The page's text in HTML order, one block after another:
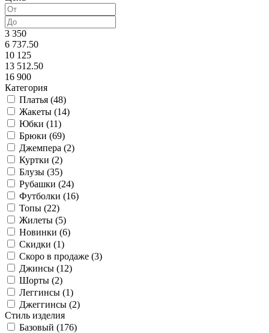
3 350
6 737.50
10 125
13 512.50
16 900
Категория
Платья (48)
Жакеты (14)
Юбки (11)
Брюки (69)
Джемпера (2)
Куртки (2)
Блузы (35)
Рубашки (24)
Футболки (16)
Топы (22)
Жилеты (5)
Новинки (6)
Скидки (1)
Скоро в продаже (3)
Джинсы (12)
Шорты (2)
Леггинсы (1)
Джеггинсы (2)
Стиль изделия
Базовый (176)